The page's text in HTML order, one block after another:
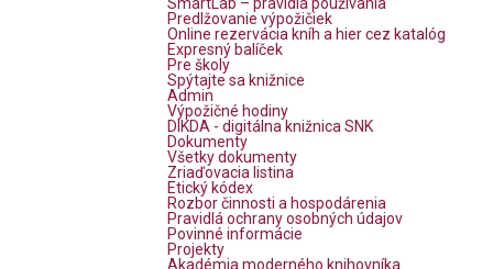
SmartLab – pravidlá používania
Predlžovanie výpožičiek
Online rezervácia kníh a hier cez katalóg
Expresný balíček
Pre školy
Spýtajte sa knižnice
Admin
Výpožičné hodiny
DIKDA - digitálna knižnica SNK
Dokumenty
Všetky dokumenty
Zriaďovacia listina
Etický kódex
Rozbor činnosti a hospodárenia
Pravidlá ochrany osobných údajov
Povinné informácie
Projekty
Akadémia moderného knihovníka